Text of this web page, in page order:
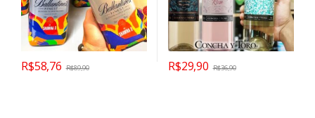
R$58,76 R$89,90 R$29,90 R$36,90